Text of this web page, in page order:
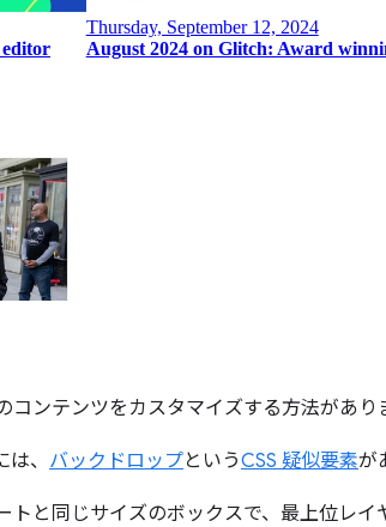
ンテンツをカスタマイズする方法があり
、 バックドロップというCSS 疑似要素が
トと同じサイズのボックスで、最上位レ